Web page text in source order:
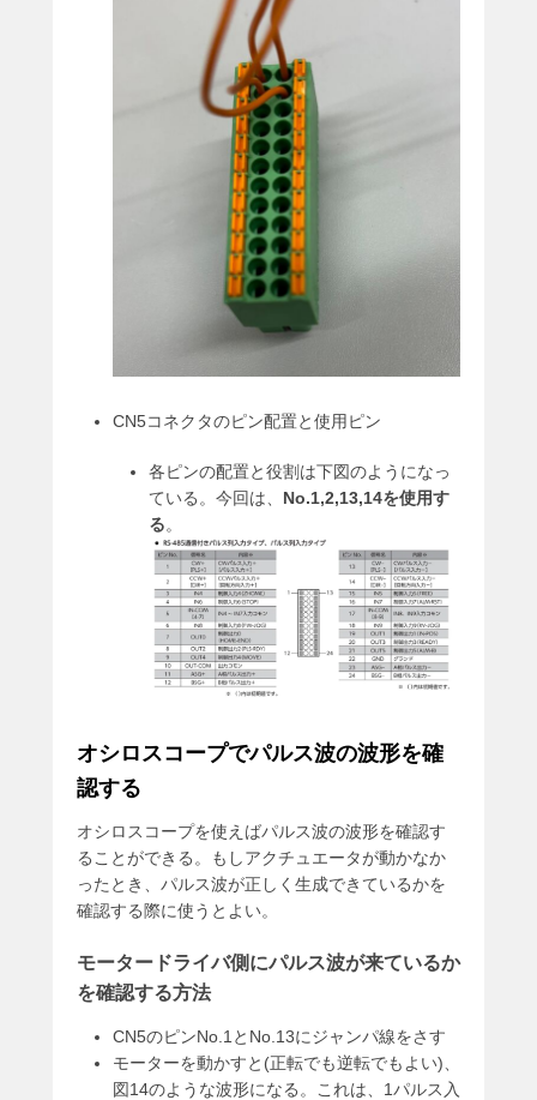
CN5コネクタのピン配置と使用ピン
各ピンの配置と役割は下図のようになっ
ている。今回は、 No.1,2,13,14を使用す
る。
オシロスコープでパルス波の波形を確
認する
オシロスコープを使えばパルス波の波形を確認す
ることができる。もしアクチュエータが動かなか
ったとき、パルス波が正しく生成できているかを
確認する際に使うとよい。
モータードライバ側にパルス波が来ているか
を確認する方法
CN5のピンNo.1とNo.13にジャンパ線をさす
モーターを動かすと(正転でも逆転でもよい)、
図14のような波形になる。これは、1パルス入